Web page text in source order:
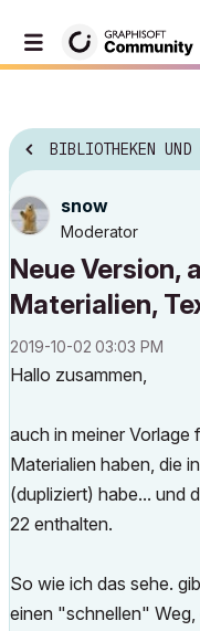
BIBLIOTHEKEN UND
snow
Moderator
Neue Version,
Materialien,
‎2019-10-02 03:03 PM
Hallo zusammen,
auch in meiner Vorlage
Materialien haben, die
(dupliziert) habe... und
22 enthalten.
So wie ich das sehe.
einen "schnellen"